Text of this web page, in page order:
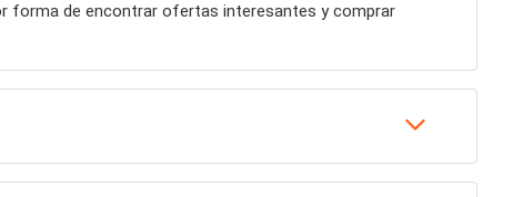
forma de encontrar ofertas interesantes y comprar